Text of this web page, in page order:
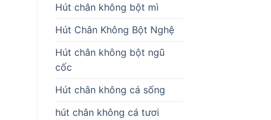
Hút chân không bột mì
Hút Chân Không Bột Nghệ
Hút chân không bột ngũ
cốc
Hút chân không cá sống
hút chân không cá tươi